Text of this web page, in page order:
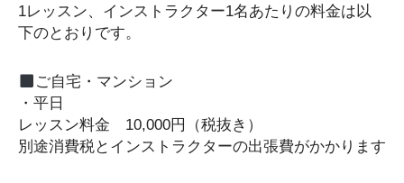
1レッスン、インストラクター1名あたりの料金は以
下のとおりです。
ご自宅・マンション
・平日
レッスン料金 10,000円（税抜き）
別途消費税とインストラクターの出張費がかかります